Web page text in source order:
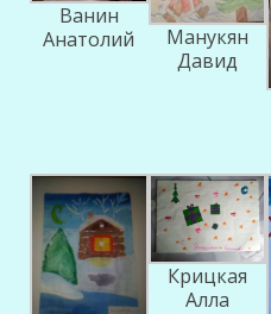
Ванин
Анатолий
Манукян
Давид
Крицкая
Алла